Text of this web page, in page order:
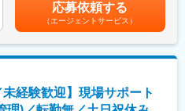
技術系動画や勉強が可能です。
開催。プログラミングや設計など幅
ます。
カデミー制度で取得した単位に応じ
目指せます。
トの設計・開発・保守
等の制御アプリケーション開発
、コーディング、単体・結合テスト
機械設計者との連携による機能検討
ンジニアとしての未来がある：
す。月給(月額)は固定手当を含めた表
応募依頼する
（エージェントサービス）
経験歓迎】現場サポート